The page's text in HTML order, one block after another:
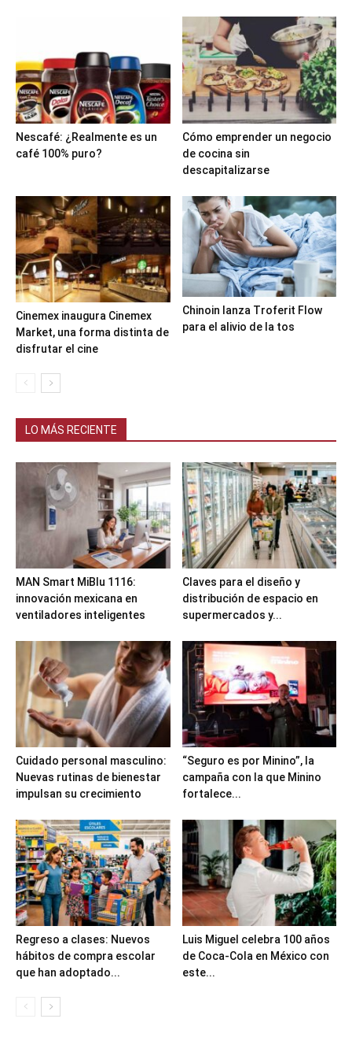
Nescafé: ¿Realmente es un
café 100% puro?
Cómo emprender un negocio
de cocina sin
descapitalizarse
Cinemex inaugura Cinemex
Market, una forma distinta de
disfrutar el cine
Chinoin lanza Troferit Flow
para el alivio de la tos
LO MÁS RECIENTE
MAN Smart MiBlu 1116:
innovación mexicana en
ventiladores inteligentes
Claves para el diseño y
distribución de espacio en
supermercados y...
Cuidado personal masculino:
Nuevas rutinas de bienestar
impulsan su crecimiento
“Seguro es por Minino”, la
campaña con la que Minino
fortalece...
Regreso a clases: Nuevos
hábitos de compra escolar
que han adoptado...
Luis Miguel celebra 100 años
de Coca-Cola en México con
este...